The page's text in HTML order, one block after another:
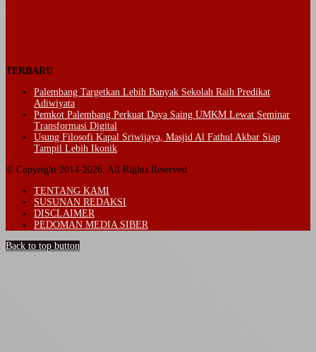
TERBARU
Palembang Targetkan Lebih Banyak Sekolah Raih Predikat
Adiwiyata
Pemkot Palembang Perkuat Daya Saing UMKM Lewat Seminar
Transformasi Digital
Usung Filosofi Kapal Sriwijaya, Masjid Al Fathul Akbar Siap
Tampil Lebih Ikonik
© Copyright 2014-2026, All Rights Reserved
TENTANG KAMI
SUSUNAN REDAKSI
DISCLAIMER
PEDOMAN MEDIA SIBER
Back to top button